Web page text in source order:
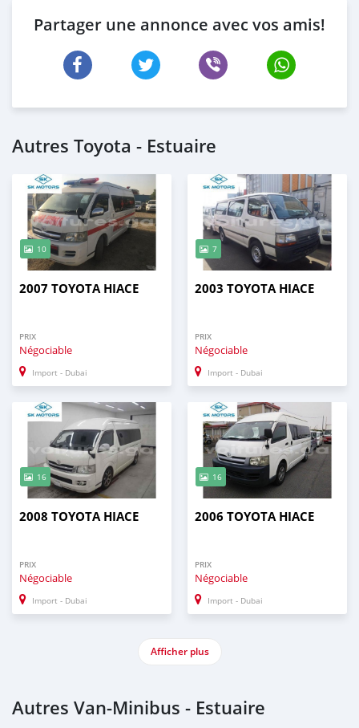
Partager une annonce avec vos amis!
Autres Toyota - Estuaire
10
2007 TOYOTA HIACE
PRIX
Négociable
Import - Dubai
7
2003 TOYOTA HIACE
PRIX
Négociable
Import - Dubai
16
2008 TOYOTA HIACE
PRIX
Négociable
Import - Dubai
16
2006 TOYOTA HIACE
PRIX
Négociable
Import - Dubai
Afficher plus
Autres Van‒Minibus - Estuaire